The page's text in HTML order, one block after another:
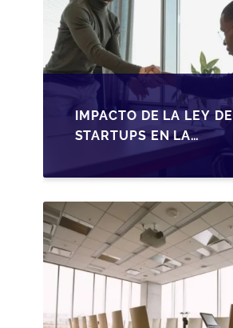
IMPACTO DE LA LEY DE
STARTUPS EN LA
TRANSMISIÓN DE
PYMES ESPAÑOLAS